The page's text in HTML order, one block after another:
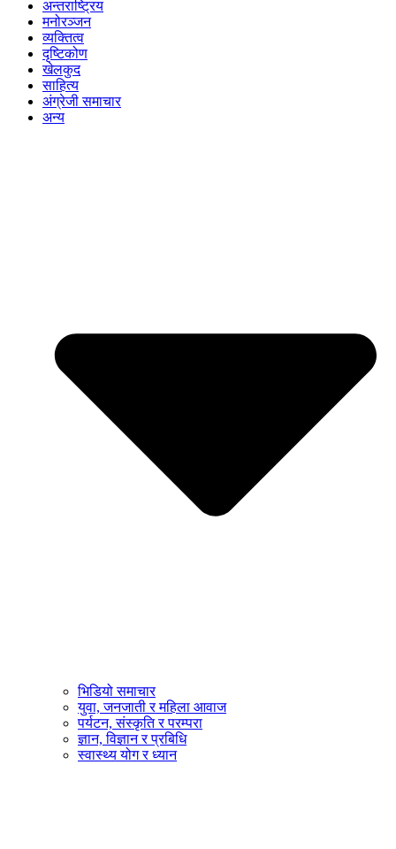
अन्तराष्ट्रिय
मनोरञ्जन
व्यक्तित्व
दृष्टिकोण
खेलकुद
साहित्य
अंग्रेजी समाचार
अन्य
भिडियो समाचार
युवा, जनजाती र महिला आवाज
पर्यटन, संस्कृति र परम्परा
ज्ञान, विज्ञान र प्रबिधि
स्वास्थ्य योग र ध्यान